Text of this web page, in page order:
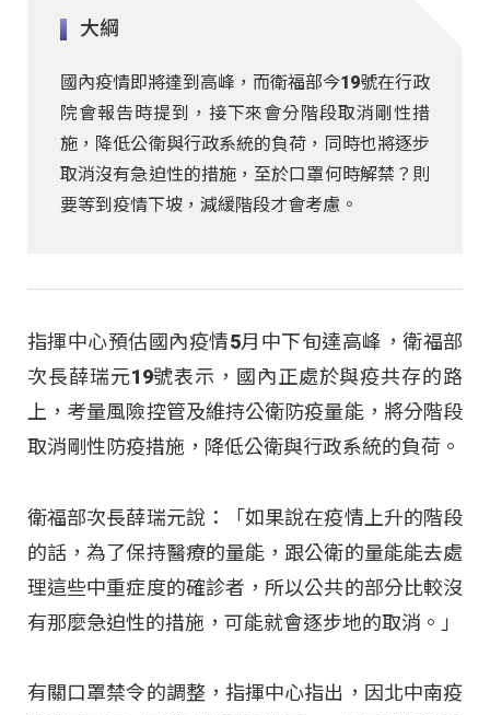
大綱
國內疫情即將達到高峰，而衛福部今19號在行政
院會報告時提到，接下來會分階段取消剛性措
施，降低公衛與行政系統的負荷，同時也將逐步
取消沒有急迫性的措施，至於口罩何時解禁？則
要等到疫情下坡，減緩階段才會考慮。
指揮中心預估國內疫情5月中下旬達高峰，衛福部
次長薛瑞元19號表示，國內正處於與疫共存的路
上，考量風險控管及維持公衛防疫量能，將分階段
取消剛性防疫措施，降低公衛與行政系統的負荷。
衛福部次長薛瑞元說：「如果說在疫情上升的階段
的話，為了保持醫療的量能，跟公衛的量能能去處
理這些中重症度的確診者，所以公共的部分比較沒
有那麼急迫性的措施，可能就會逐步地的取消。」
有關口罩禁令的調整，指揮中心指出，因北中南疫